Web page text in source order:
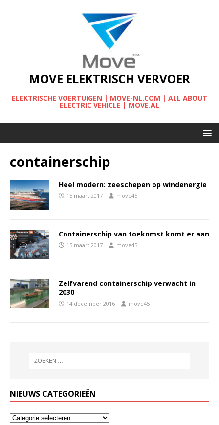
MOVE ELEKTRISCH VERVOER
ELEKTRISCHE VOERTUIGEN | MOVE-NL.COM | ALL ABOUT
ELECTRIC VEHICLE | MOVE.AL
containerschip
Heel modern: zeeschepen op windenergie
15 maart 2017 move45
Containerschip van toekomst komt er aan
15 maart 2017 move45
Zelfvarend containerschip verwacht in
2030
14 december 2016 move45
NIEUWS CATEGORIEËN